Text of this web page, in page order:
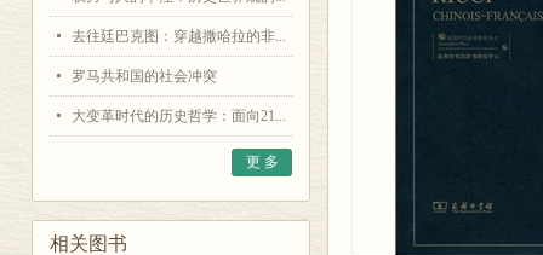
去往廷巴克图：穿越撒哈拉的非...
罗马共和国的社会冲突
大变革时代的历史哲学：面向21...
更 多
相关图书